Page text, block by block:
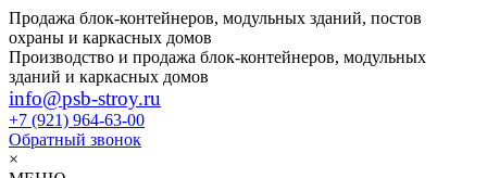
Продажа блок-контейнеров, модульных зданий, постов
охраны и каркасных домов
Производство и продажа блок-контейнеров, модульных
зданий и каркасных домов
info@psb-stroy.ru
+7 (921) 964-63-00
Обратный звонок
×